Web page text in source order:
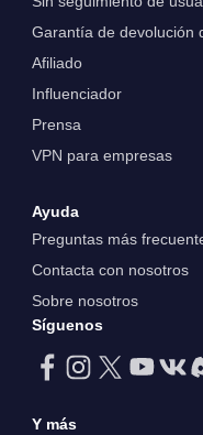
Garantía de devolución
Afiliado
Influenciador
Prensa
VPN para empresas
Ayuda
Preguntas más
Contacta con nosotros
Sobre nosotros
Síguenos
Y más